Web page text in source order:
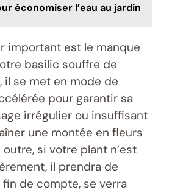
économiser l’eau au jardin
important est le manque
basilic souffre de
il se met en mode de
pour garantir sa
irrégulier ou insuffisant
une montée en fleurs
si votre plant n’est
il prendra de
fin de compte, se verra